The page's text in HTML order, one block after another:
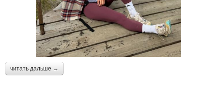
читать дальше →